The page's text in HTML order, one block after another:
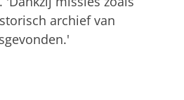
archief van